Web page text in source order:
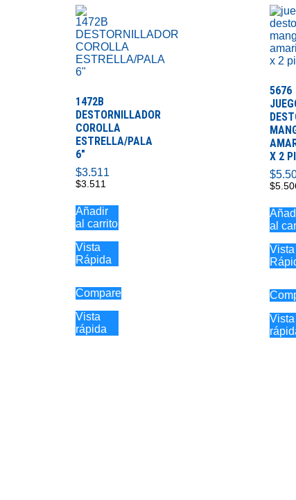
1472B
DESTORNILLADOR
COROLLA
ESTRELLA/PALA
6″
$3.511
$3.511
Añadir
al carrito
Vista
Rápida
Compare
Vista
rápida
5676
X 2
$
$
al
Vista
Vista